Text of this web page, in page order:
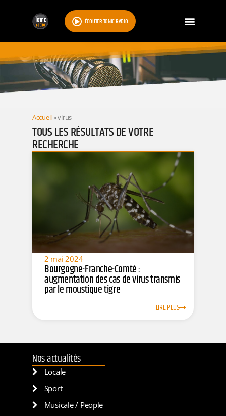
ÉCOUTER TONIC RADIO
RESULTATS
Accueil»virus
TOUS LES RÉSULTATS DE VOTRE
RECHERCHE
2 mai 2024
Bourgogne-Franche-Comté :
augmentation des cas de virus transmis
par le moustique tigre
LIRE PLUS
Nos actualités
Locale
Sport
Musicale / People